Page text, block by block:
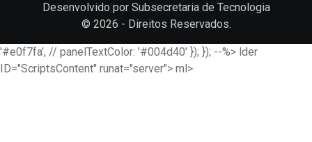
Desenvolvido por Subsecretaria de Tecnologia
© 2026 - Direitos Reservados.
'#e0f7fa', // panelTextColor: '#004d40' }); }); --%> lder
ID="ScriptsContent" runat="server"> ml>